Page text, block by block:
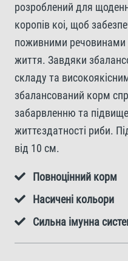
розроблений для
коропів коі, щоб
поживними речовинами
життя. Завдяки
складу та
збалансований корм
забарвленню та
життєздатності риби.
від 10 см.
Повноцінний корм
Насичені кольори
Сильна імунна